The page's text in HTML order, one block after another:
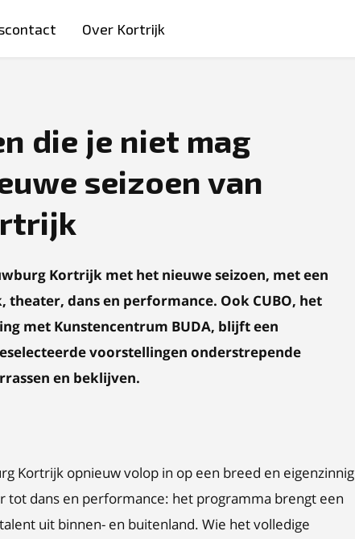
Over Kortrijk
die je niet mag
seizoen van
Kortrijk met het nieuwe seizoen, met een
dans en performance. Ook CUBO, het
met Kunstencentrum BUDA, blijft een
voorstellingen onderstrepende
en beklijven.
Kortrijk opnieuw volop in op een breed en eigenzinnig
tot dans en performance: het programma brengt een
uit binnen- en buitenland. Wie het volledige